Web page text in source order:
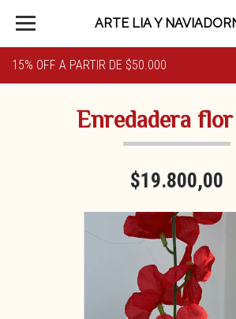
15% OFF A PARTIR DE $50.000
ARTE LIA Y
Enredadera
$19.800,00